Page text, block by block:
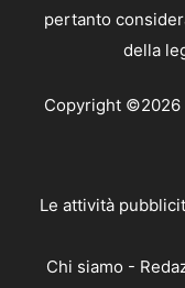
pertanto
della
Copyright
Le attività
Chi siamo -